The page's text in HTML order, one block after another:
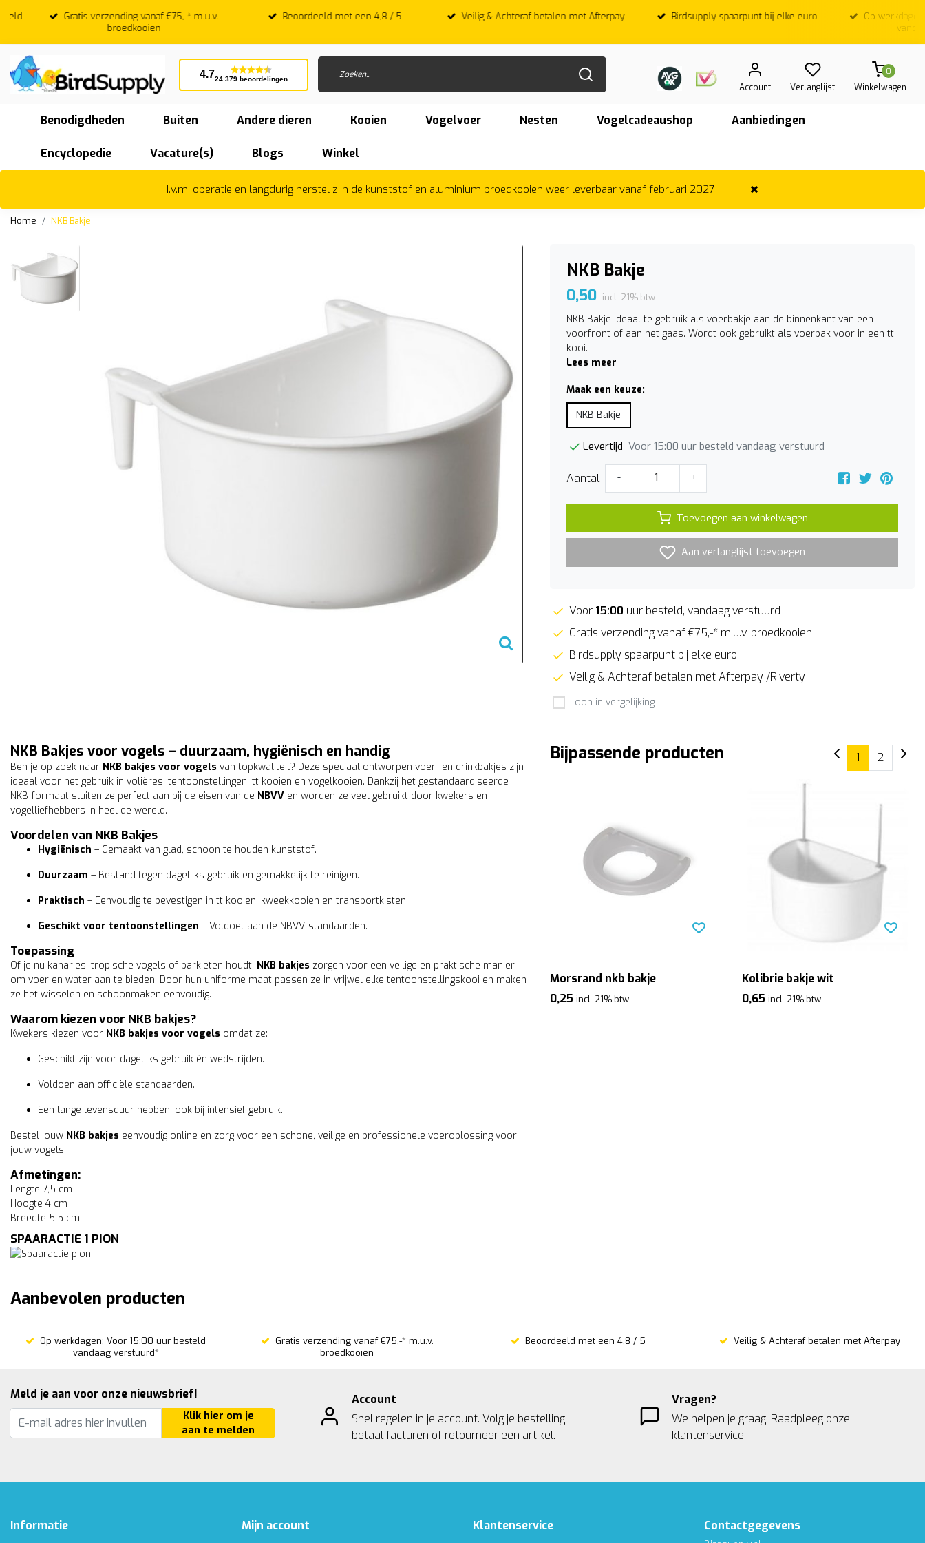
Gratis verzending vanaf €75,-* m.u.v.
broedkooien
Beoordeeld met een 4,8 / 5 Veilig & Achteraf betalen met Afterpay Birdsupply spaarpunt bij elke euro
Op werkdagen;
vandaag
4.724.379 beoordelingen
Account Verlanglijst
0
Winkelwagen
Benodigdheden Buiten Andere dieren Kooien Vogelvoer Nesten Vogelcadeaushop Aanbiedingen
Encyclopedie Vacature(s) Blogs Winkel
I.v.m. operatie en langdurig herstel zijn de kunststof en aluminium broedkooien weer leverbaar vanaf februari 2027
Home NKB Bakje
NKB Bakje
0,50 incl. 21% btw
NKB Bakje ideaal te gebruik als voerbakje aan de binnenkant van een
voorfront of aan het gaas. Wordt ook gebruikt als voerbak voor in een tt
kooi.
Lees meer
Maak een keuze:
NKB Bakje
Levertijd Voor 15:00 uur besteld vandaag verstuurd
Aantal - +
Toevoegen aan winkelwagen
Aan verlanglijst toevoegen
Voor 15:00 uur besteld, vandaag verstuurd
Gratis verzending vanaf €75,-* m.u.v. broedkooien
Birdsupply spaarpunt bij elke euro
Veilig & Achteraf betalen met Afterpay /Riverty
Toon in vergelijking
NKB Bakjes voor vogels – duurzaam, hygiënisch en handig
Ben je op zoek naar NKB bakjes voor vogels van topkwaliteit? Deze speciaal ontworpen voer- en drinkbakjes zijn
ideaal voor het gebruik in volières, tentoonstellingen, tt kooien en vogelkooien. Dankzij het gestandaardiseerde
NKB-formaat sluiten ze perfect aan bij de eisen van de NBVV en worden ze veel gebruikt door kwekers en
vogelliefhebbers in heel de wereld.
Voordelen van NKB Bakjes
Hygiënisch – Gemaakt van glad, schoon te houden kunststof.
Duurzaam – Bestand tegen dagelijks gebruik en gemakkelijk te reinigen.
Praktisch – Eenvoudig te bevestigen in tt kooien, kweekkooien en transportkisten.
Geschikt voor tentoonstellingen – Voldoet aan de NBVV-standaarden.
Toepassing
Of je nu kanaries, tropische vogels of parkieten houdt, NKB bakjes zorgen voor een veilige en praktische manier
om voer en water aan te bieden. Door hun uniforme maat passen ze in vrijwel elke tentoonstellingskooi en maken
ze het wisselen en schoonmaken eenvoudig.
Waarom kiezen voor NKB bakjes?
Kwekers kiezen voor NKB bakjes voor vogels omdat ze:
Geschikt zijn voor dagelijks gebruik én wedstrijden.
Voldoen aan officiële standaarden.
Een lange levensduur hebben, ook bij intensief gebruik.
Bestel jouw NKB bakjes eenvoudig online en zorg voor een schone, veilige en professionele voeroplossing voor
jouw vogels.
Afmetingen:
Lengte 7,5 cm
Hoogte 4 cm
Breedte 5,5 cm
SPAARACTIE 1 PION
Bijpassende producten
Kolibrie bakje wit
0,65 incl. 21% btw
Kunststof TT kooi
Morsrand nkb bakje
0,25 incl. 21% btw
Kolibrie bakje wit
0,65 incl. 21% btw
1 2
Aanbevolen producten
Op werkdagen; Voor 15:00 uur besteld
vandaag verstuurd*
Gratis verzending vanaf €75,-* m.u.v.
broedkooien
Beoordeeld met een 4,8 / 5 Veilig & Achteraf betalen met Afterpay
Meld je aan voor onze nieuwsbrief!
Klik hier om je
aan te melden
Account
Snel regelen in je account. Volg je bestelling,
betaal facturen of retourneer een artikel.
Vragen?
We helpen je graag. Raadpleeg onze
klantenservice.
Informatie Mijn account Klantenservice Contactgegevens